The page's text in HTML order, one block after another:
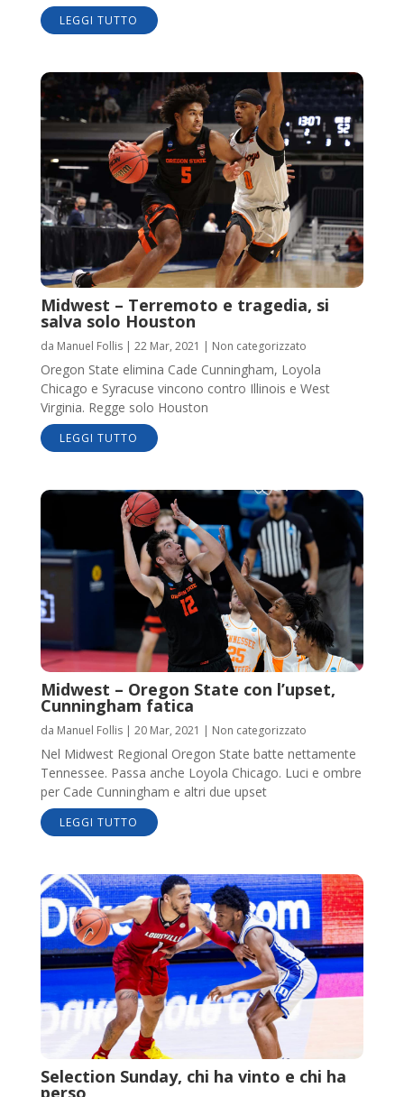
LEGGI TUTTO
Midwest – Terremoto e tragedia, si
salva solo Houston
da Manuel Follis| 22 Mar, 2021 | Non categorizzato
Oregon State elimina Cade Cunningham, Loyola
Chicago e Syracuse vincono contro Illinois e West
Virginia. Regge solo Houston
LEGGI TUTTO
Midwest – Oregon State con l’upset,
Cunningham fatica
da Manuel Follis| 20 Mar, 2021 | Non categorizzato
Nel Midwest Regional Oregon State batte nettamente
Tennessee. Passa anche Loyola Chicago. Luci e ombre
per Cade Cunningham e altri due upset
LEGGI TUTTO
Selection Sunday, chi ha vinto e chi ha
perso